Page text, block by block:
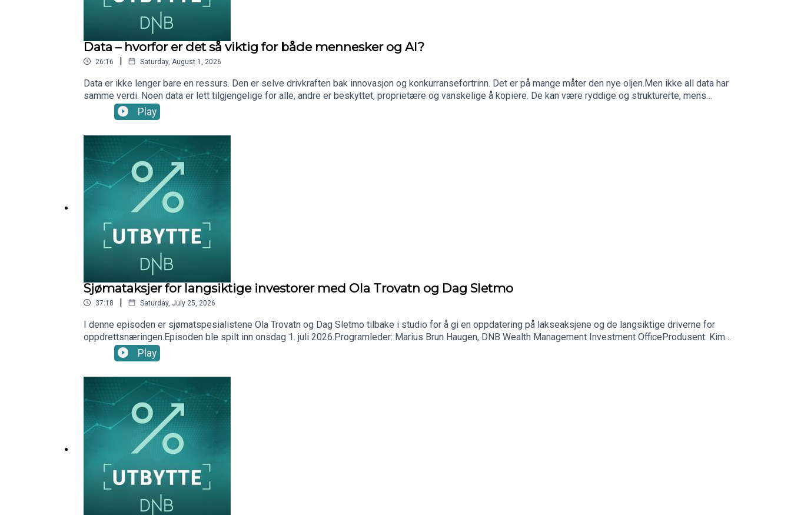
Data – hvorfor er det så viktig for både mennesker og AI?
26:16 | Saturday, August 1, 2026
Data er ikke lenger bare en ressurs. Den er selve drivkraften bak innovasjon og konkurransefortrinn. Det er på mange måter den nye oljen.Men ikke all data har
samme verdi. Noen data er lett tilgjengelige for alle, andre er beskyttet, proprietære og vanskelige å kopiere. De kan være ryddige og strukturerte, mens
andre ligger gjemt i tekst, bilder, video, lyd og sensorer. Og nettopp disse forskjellene avgjør hvor nyttige dataene er for kunstig intelligens.I denne episoden
har Marius Brun Haugen med seg analytiker Leo Rundgren Olsen fra DNB Disruptive Opportunities. Leo forklarer hvordan vi kan forstå, strukturere og
DNB Wealth Management Investment Office.
Play
Sjømataksjer for langsiktige investorer med Ola Trovatn og Dag Sletmo
37:18 | Saturday, July 25, 2026
I denne episoden er sjømatspesialistene Ola Trovatn og Dag Sletmo tilbake i studio for å gi en oppdatering på lakseaksjene og de langsiktige driverne for
oppdrettsnæringen.Episoden ble spilt inn onsdag 1. juli 2026.Programleder: Marius Brun Haugen, DNB Wealth Management Investment OfficeProdusent: Kim-
André Farago, DNB Wealth Management Investment Office
Play